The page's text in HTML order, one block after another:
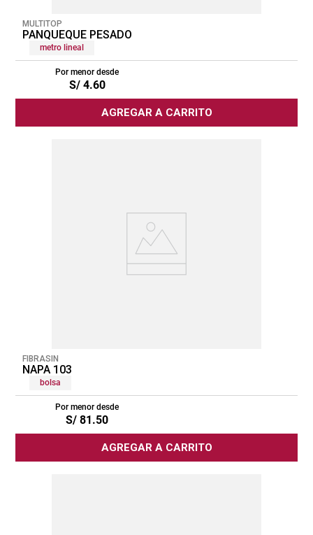
MULTITOP
PANQUEQUE PESADO
metro lineal
Por menor desde
S/ 4.60
AGREGAR A CARRITO
FIBRASIN
NAPA 103
bolsa
Por menor desde
S/ 81.50
AGREGAR A CARRITO